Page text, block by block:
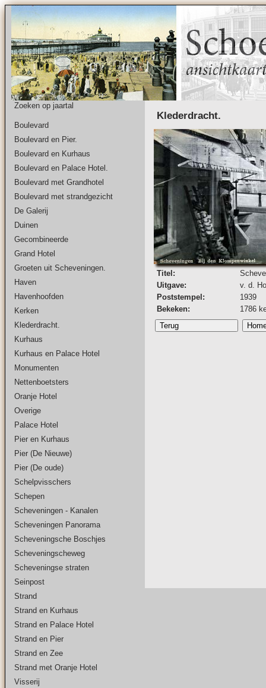
Zoeken op jaartal
Boulevard
Boulevard en Pier.
Boulevard en Kurhaus
Boulevard en Palace Hotel.
Boulevard met Grandhotel
Boulevard met strandgezicht
De Galerij
Duinen
Gecombineerde
Grand Hotel
Groeten uit Scheveningen.
Haven
Havenhoofden
Kerken
Klederdracht.
Kurhaus
Kurhaus en Palace Hotel
Monumenten
Nettenboetsters
Oranje Hotel
Overige
Palace Hotel
Pier en Kurhaus
Pier (De Nieuwe)
Pier (De oude)
Schelpvisschers
Schepen
Scheveningen - Kanalen
Scheveningen Panorama
Scheveningsche Boschjes
Scheveningscheweg
Scheveningse straten
Seinpost
Strand
Strand en Kurhaus
Strand en Palace Hotel
Strand en Pier
Strand en Zee
Strand met Oranje Hotel
Visserij
Klederdracht.
Titel:
Uitgave:
v. d.
Poststempel:
1939
Bekeken:
1786